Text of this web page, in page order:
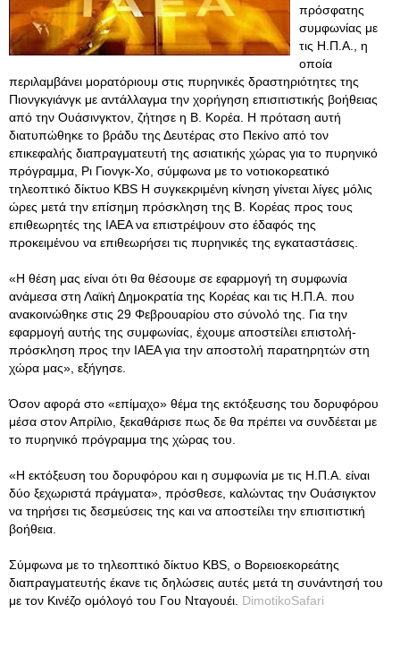
πρόσφατης
συμφωνίας με
τις Η.Π.Α., η
οποία
περιλαμβάνει μορατόριουμ στις πυρηνικές δραστηριότητες της
Πιονγκγιάνγκ με αντάλλαγμα την χορήγηση επισιτιστικής βοήθειας
από την Ουάσινγκτον, ζήτησε η Β. Κορέα. Η πρόταση αυτή
διατυπώθηκε το βράδυ της Δευτέρας στο Πεκίνο από τον
επικεφαλής διαπραγματευτή της ασιατικής χώρας για το πυρηνικό
πρόγραμμα, Ρι Γιονγκ-Χο, σύμφωνα με το νοτιοκορεατικό
τηλεοπτικό δίκτυο KBS Η συγκεκριμένη κίνηση γίνεται λίγες μόλις
ώρες μετά την επίσημη πρόσκληση της Β. Κορέας προς τους
επιθεωρητές της ΙΑΕΑ να επιστρέψουν στο έδαφός της
προκειμένου να επιθεωρήσει τις πυρηνικές της εγκαταστάσεις.
«Η θέση μας είναι ότι θα θέσουμε σε εφαρμογή τη συμφωνία
ανάμεσα στη Λαϊκή Δημοκρατία της Κορέας και τις Η.Π.Α. που
ανακοινώθηκε στις 29 Φεβρουαρίου στο σύνολό της. Για την
εφαρμογή αυτής της συμφωνίας, έχουμε αποστείλει επιστολή-
πρόσκληση προς την IAEA για την αποστολή παρατηρητών στη
χώρα μας», εξήγησε.
Όσον αφορά στο «επίμαχο» θέμα της εκτόξευσης του δορυφόρου
μέσα στον Απρίλιο, ξεκαθάρισε πως δε θα πρέπει να συνδέεται με
το πυρηνικό πρόγραμμα της χώρας του.
«Η εκτόξευση του δορυφόρου και η συμφωνία με τις Η.Π.Α. είναι
δύο ξεχωριστά πράγματα», πρόσθεσε, καλώντας την Ουάσιγκτον
να τηρήσει τις δεσμεύσεις της και να αποστείλει την επισιτιστική
βοήθεια.
Σύμφωνα με το τηλεοπτικό δίκτυο KBS, ο Βορειοεκορεάτης
διαπραγματευτής έκανε τις δηλώσεις αυτές μετά τη συνάντησή του
με τον Κινέζο ομόλογό του Γου Νταγουέι. DimotikoSafari